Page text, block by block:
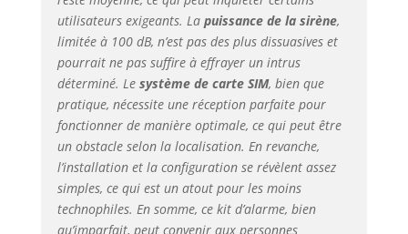
d'évacuation; Délai
de sortie;
Activation par
télécommande et
RFID; Alimentation
d'urgence de 6 à 8
heures (voir la
description
supplémentaire
des fonctions). Le
système d'alarme
est également
utilisateurs exigeants. La puissance de la sirène,
limitée à 100 dB, n’est pas des plus dissuasives et
pourrait ne pas suffire à effrayer un intrus
déterminé. Le système de carte SIM, bien que
pratique, nécessite une réception parfaite pour
fonctionner de manière optimale, ce qui peut être
un obstacle selon la localisation. En revanche,
l’installation et la configuration se révèlent assez
simples, ce qui est un atout pour les moins
technophiles. En somme, ce kit d’alarme, bien
qu’imparfait, peut convenir aux personnes